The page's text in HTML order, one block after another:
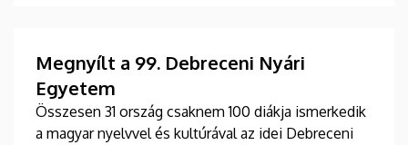
bővítse nyelvészeti ismereteit.
Megnyílt a 99. Debreceni Nyári
Egyetem
Összesen 31 ország csaknem 100 diákja ismerkedik
a magyar nyelvvel és kultúrával az idei Debreceni